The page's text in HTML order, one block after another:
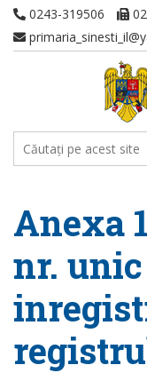
0243-319506
Anexa
nr.